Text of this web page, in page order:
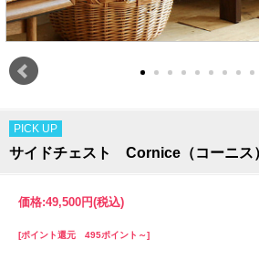
PICK UP
サイドチェスト Cornice（コーニス
価格:49,500円(税込)
[ポイント還元 495ポイント～]